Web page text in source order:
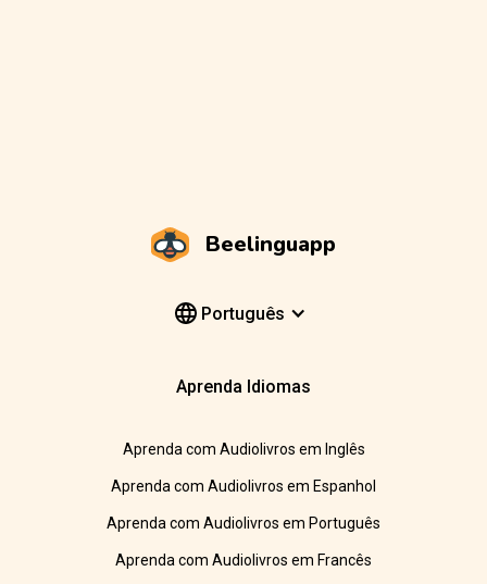
Beelinguapp
Português
Aprenda Idiomas
Aprenda com Audiolivros em Inglês
Aprenda com Audiolivros em Espanhol
Aprenda com Audiolivros em Português
Aprenda com Audiolivros em Francês